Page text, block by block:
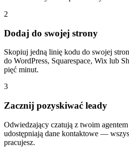
2
Dodaj do swojej strony
Skopiuj jedną linię kodu do swojej
do WordPress, Squarespace, Wix lub
pięć minut.
3
Zacznij pozyskiwać leady
Odwiedzający czatują z twoim
udostępniają dane kontaktowe —
pracujesz.